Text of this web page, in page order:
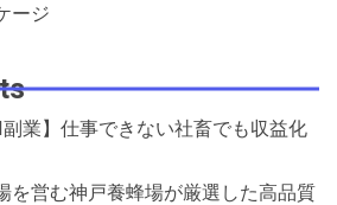
ージ
副業】仕事できない社畜でも収益化
を営む神戸養蜂場が厳選した高品質